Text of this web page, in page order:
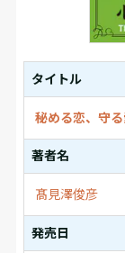
タイトル
秘める恋、守る
著者名
髙見澤俊彦
発売日